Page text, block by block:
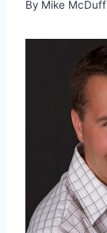
By Mike McDuff